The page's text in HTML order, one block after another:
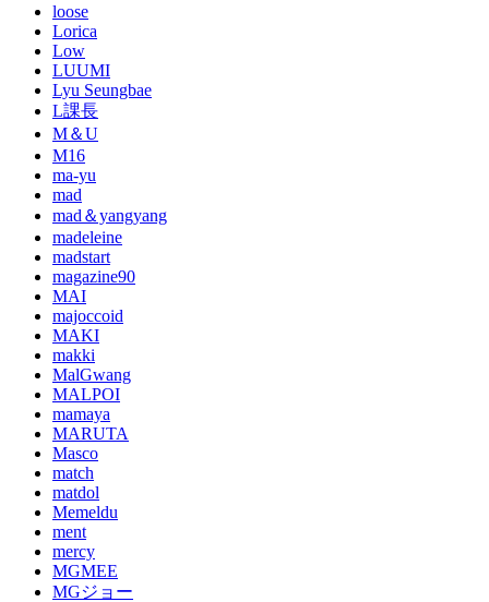
loose
Lorica
Low
LUUMI
Lyu Seungbae
L課長
M＆U
M16
ma-yu
mad
mad＆yangyang
madeleine
madstart
magazine90
MAI
majoccoid
MAKI
makki
MalGwang
MALPOI
mamaya
MARUTA
Masco
match
matdol
Memeldu
ment
mercy
MGMEE
MGジョー